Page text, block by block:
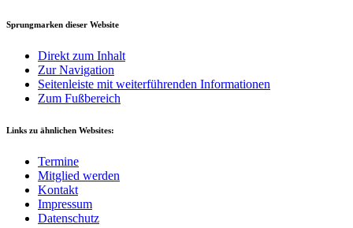
Sprungmarken dieser Website
Direkt zum Inhalt
Zur Navigation
Seitenleiste mit weiterführenden Informationen
Zum Fußbereich
Links zu ähnlichen Websites:
Termine
Mitglied werden
Kontakt
Impressum
Datenschutz